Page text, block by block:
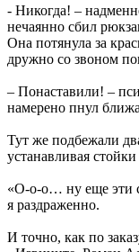
- Никогда! –
нечаянно сбил
Она потянула за
дружно со звоном
– Понаставили! –
намерено пнул
Тут же подбежали
устанавливая
«О-о-о… ну еще эти
я раздраженно.
И точно, как по